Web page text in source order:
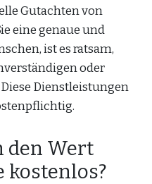
Gutachten von
eine genaue und
ist es ratsam,
oder
Dienstleistungen
den Wert